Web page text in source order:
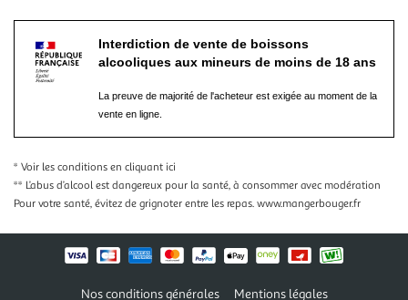
Interdiction de vente de boissons
alcooliques aux mineurs de moins de 18 ans
La preuve de majorité de l'acheteur est exigée au moment de la
vente en ligne.
* Voir les conditions en cliquant ici
** L’abus d’alcool est dangereux pour la santé, à consommer avec modération
Pour votre santé, évitez de grignoter entre les repas. www.mangerbouger.fr
Nos conditions générales Mentions légales